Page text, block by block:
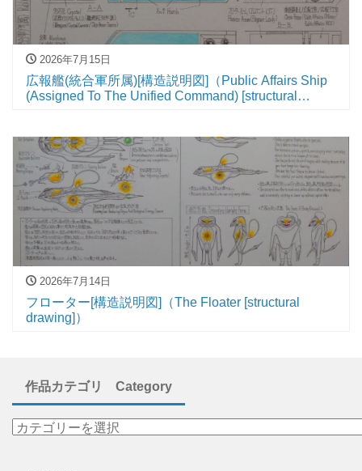
2026年7月15日
広報艦(統合軍所属)[構造説明図]（Public Affairs Ship
(Assigned To The Unified Command) [structural
2026年7月14日
フローター[構造説明図]（The Floater [structural
drawing]）
作品カテゴリ Category